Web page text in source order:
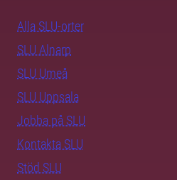
Alla SLU-orter
SLU Alnarp
SLU Umeå
SLU Uppsala
Jobba på SLU
Kontakta SLU
Stöd SLU